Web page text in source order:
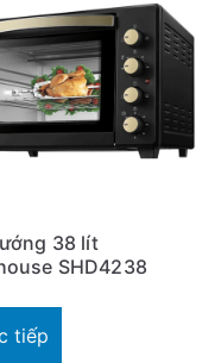
38 lít
SHD4238
tiếp